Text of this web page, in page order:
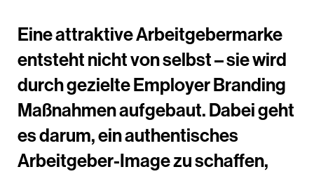
Eine attraktive Arbeitgebermarke
entsteht nicht von selbst – sie wird
durch gezielte Employer Branding
Maßnahmen aufgebaut. Dabei geht
es darum, ein authentisches
Arbeitgeber-Image zu schaffen,